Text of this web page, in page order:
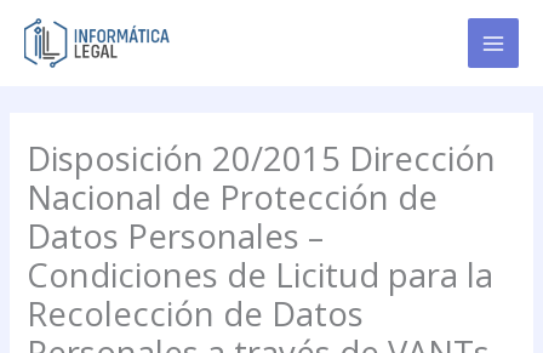
contenido
Disposición 20/2015 Dirección
Nacional de Protección de
Datos Personales –
Condiciones de Licitud para la
Recolección de Datos